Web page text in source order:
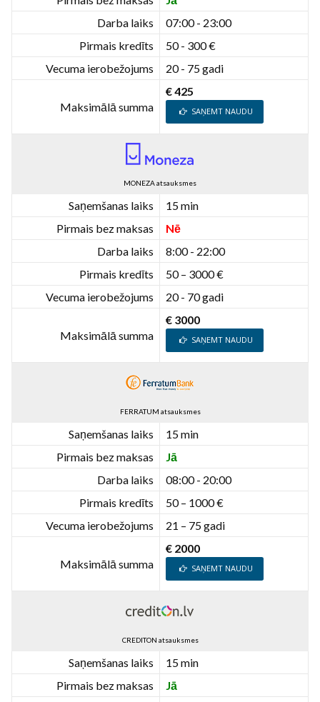
Darba laiks
07:00 - 23:00
Pirmais kredīts
50 - 300 €
Vecuma ierobežojums
20 - 75 gadi
Maksimālā summa
€ 425
SAŅEMT NAUDU
MONEZA atsauksmes
Saņemšanas laiks
15 min
Pirmais bez maksas
Nē
Darba laiks
8:00 - 22:00
Pirmais kredīts
50 – 3000 €
Vecuma ierobežojums
20 - 70 gadi
Maksimālā summa
€ 3000
SAŅEMT NAUDU
FERRATUM atsauksmes
Saņemšanas laiks
15 min
Pirmais bez maksas
Jā
Darba laiks
08:00 - 20:00
Pirmais kredīts
50 – 1000 €
Vecuma ierobežojums
21 – 75 gadi
Maksimālā summa
€ 2000
SAŅEMT NAUDU
CREDITON atsauksmes
Saņemšanas laiks
15 min
Pirmais bez maksas
Jā